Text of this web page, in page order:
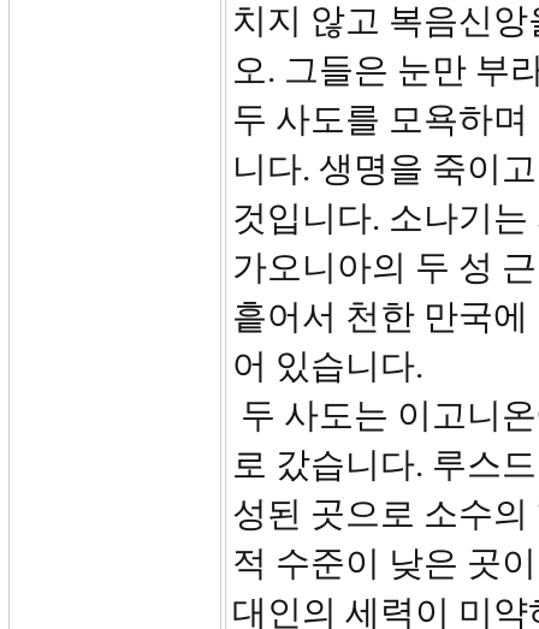
치지 않고 복음신
오. 그들은 눈만 부
두 사도를 모욕하
니다. 생명을 죽이
것입니다. 소나기
가오니아의 두 성
흩어서 천한 만국
어 있습니다.
두 사도는 이고니
로 갔습니다. 루스
성된 곳으로 소수
적 수준이 낮은 곳
대인의 세력이 미